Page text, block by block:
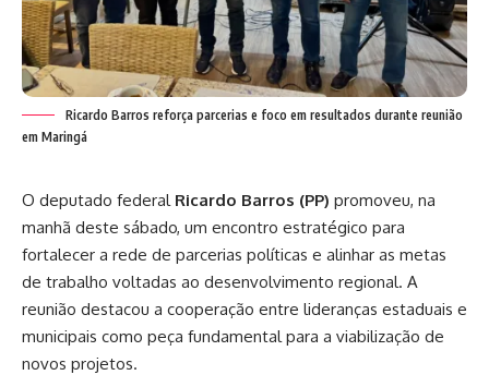
Ricardo Barros reforça parcerias e foco em resultados durante reunião
em Maringá
O deputado federal Ricardo Barros (PP) promoveu, na
manhã deste sábado, um encontro estratégico para
fortalecer a rede de parcerias políticas e alinhar as metas
de trabalho voltadas ao desenvolvimento regional. A
reunião destacou a cooperação entre lideranças estaduais e
municipais como peça fundamental para a viabilização de
novos projetos.